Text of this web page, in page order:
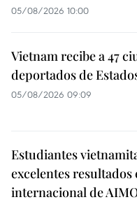
05/08/2026 10:00
Vietnam recibe a 47
deportados de
05/08/2026 09:09
Estudiantes
excelentes resultados
internacional de